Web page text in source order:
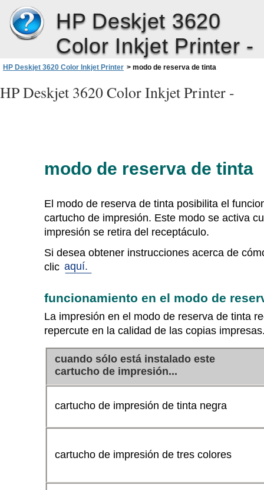
HP Deskjet 3620
Color Inkjet Printer -
HP Deskjet 3620 Color Inkjet Printer > modo de reserva de tinta
HP Deskjet 3620 Color Inkjet Printer -
modo de reserva de tinta
El modo de reserva de tinta posibilita el
cartucho de impresión. Este modo se activa
impresión se retira del receptáculo.
Si desea obtener instrucciones acerca de
clic aquí.
funcionamiento en el modo de
La impresión en el modo de reserva de tinta
repercute en la calidad de las copias
cuando sólo está instalado este
cartucho de impresión...
cartucho de impresión de tinta negra
cartucho de impresión de tres colores